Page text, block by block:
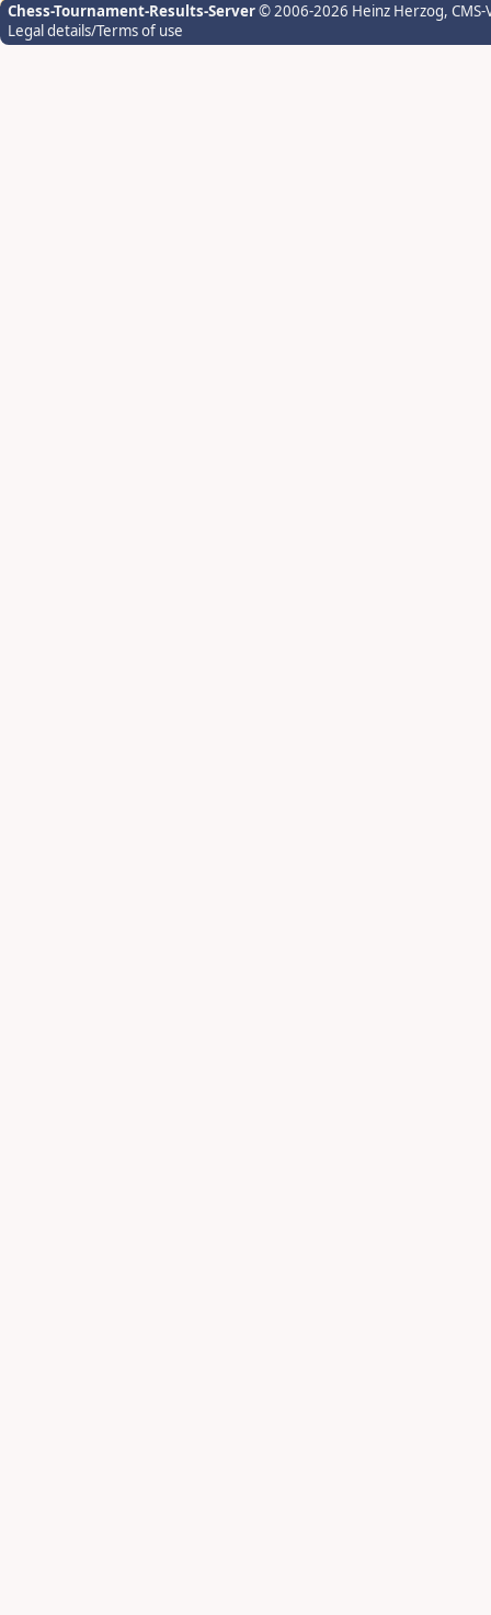
Chess-Tournament-Results-Server© 2006-2026 Heinz Herzog,
Legal details/Terms of use